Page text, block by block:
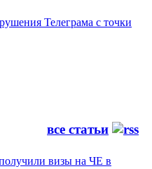
Телеграма с точки
все статьи
визы на ЧЕ в